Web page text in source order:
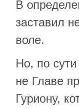
В
заставил
воле.
Но, по
не Главе
Гуриону,